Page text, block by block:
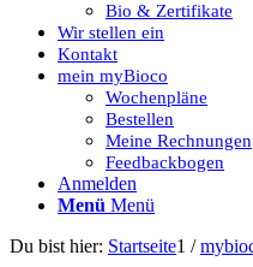
Bio & Zertifikate
Wir stellen ein
Kontakt
mein myBioco
Wochenpläne
Bestellen
Meine Rechnungen
Feedbackbogen
Anmelden
Menü Menü
Du bist hier: Startseite1 /